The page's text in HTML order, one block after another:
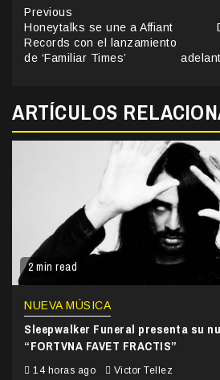
Continue
Reading
Previous
Honeytalks se une a Affiant
Records con el lanzamiento
de ‘Familiar Times’
ARTÍCULOS
2 min read
NUEVA MÚSICA
Sleepwalker Funeral presenta su
“FORTVNA FAVET FRACTIS”
14 horas ago Victor Tellez